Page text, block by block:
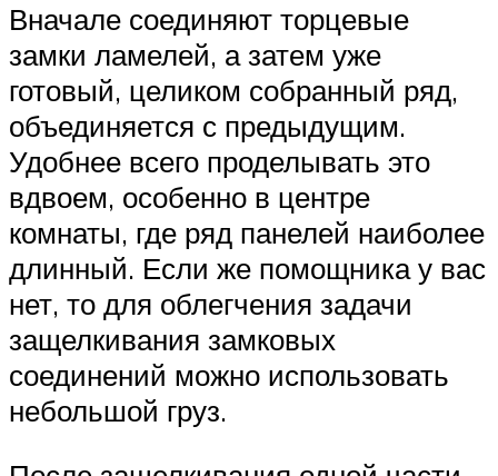
Вначале соединяют торцевые
замки ламелей, а затем уже
готовый, целиком собранный ряд,
объединяется с предыдущим.
Удобнее всего проделывать это
вдвоем, особенно в центре
комнаты, где ряд панелей наиболее
длинный. Если же помощника у вас
нет, то для облегчения задачи
защелкивания замковых
соединений можно использовать
небольшой груз.